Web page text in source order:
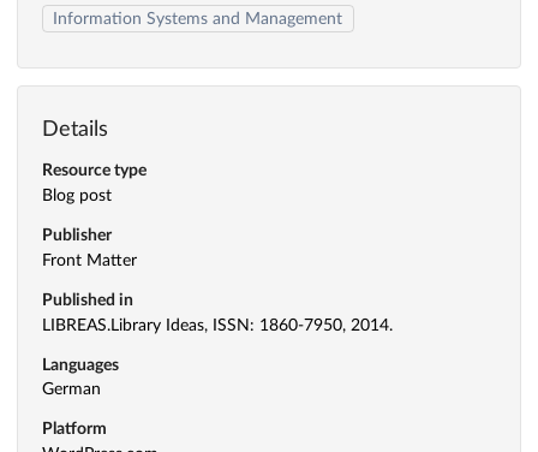
Information Systems and Management
Details
Resource type
Blog post
Publisher
Front Matter
Published in
LIBREAS.Library Ideas, ISSN: 1860-7950, 2014.
Languages
German
Platform